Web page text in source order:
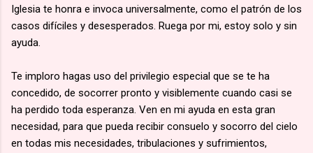
Iglesia te honra e invoca universalmente, como el patrón de los
casos difíciles y desesperados. Ruega por mi, estoy solo y sin
ayuda.
Te imploro hagas uso del privilegio especial que se te ha
concedido, de socorrer pronto y visiblemente cuando casi se
ha perdido toda esperanza. Ven en mi ayuda en esta gran
necesidad, para que pueda recibir consuelo y socorro del cielo
en todas mis necesidades, tribulaciones y sufrimientos,